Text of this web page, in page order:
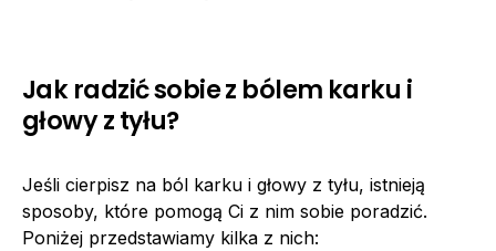
Jak radzić sobie z bólem karku i
głowy z tyłu?
Jeśli cierpisz na ból karku i głowy z tyłu, istnieją
sposoby, które pomogą Ci z nim sobie poradzić.
Poniżej przedstawiamy kilka z nich: